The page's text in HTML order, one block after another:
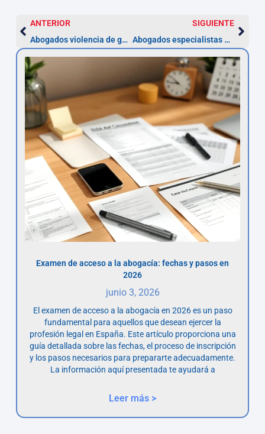
ANTERIOR
Abogados violencia de género Valladolid
SIGUIENTE
Abogados especialistas en hipotecas en Valladolid
Examen de acceso a la abogacía: fechas y pasos en
2026
junio 3, 2026
El examen de acceso a la abogacía en 2026 es un paso
fundamental para aquellos que desean ejercer la
profesión legal en España. Este artículo proporciona una
guía detallada sobre las fechas, el proceso de inscripción
y los pasos necesarios para prepararte adecuadamente.
La información aquí presentada te ayudará a
Leer más >